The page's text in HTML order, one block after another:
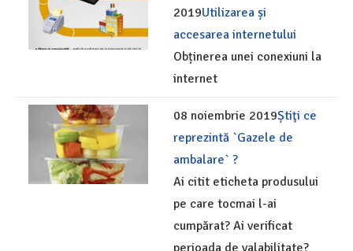
2019Utilizarea și
accesarea internetului
Obținerea unei conexiuni la
internet
08 noiembrie 2019Știţi ce
reprezintă `Gazele de
ambalare` ?
Ai citit eticheta produsului
pe care tocmai l-ai
cumpărat? Ai verificat